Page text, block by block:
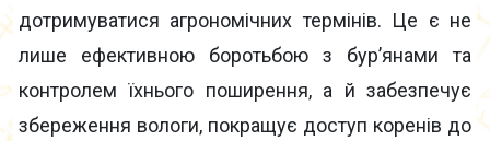
дотримуватися агрономічних термінів. Це є не
лише ефективною боротьбою з бур’янами та
контролем їхнього поширення, а й забезпечує
збереження вологи, покращує доступ коренів до